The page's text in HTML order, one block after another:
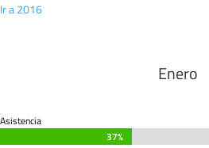
Ir a 2016
Enero
Asistencia
37%
37%